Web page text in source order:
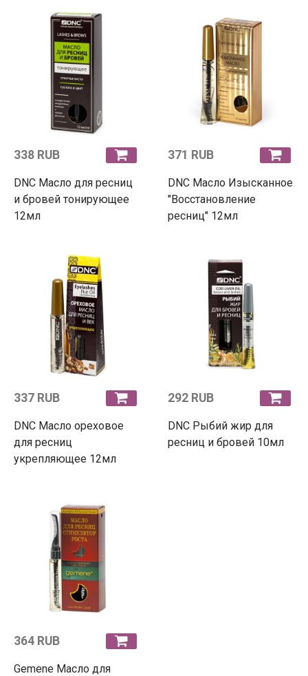
338 RUB
DNC Масло для ресниц
и бровей тонирующее
12мл
371 RUB
DNC Масло Изысканное
"Восстановление
ресниц" 12мл
337 RUB
DNC Масло ореховое
для ресниц
укрепляющее 12мл
292 RUB
DNC Рыбий жир для
ресниц и бровей 10мл
364 RUB
Gemene Масло для